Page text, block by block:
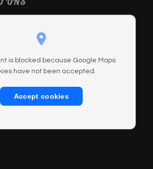
is blocked because Google Maps
have not been accepted.
Accept cookies